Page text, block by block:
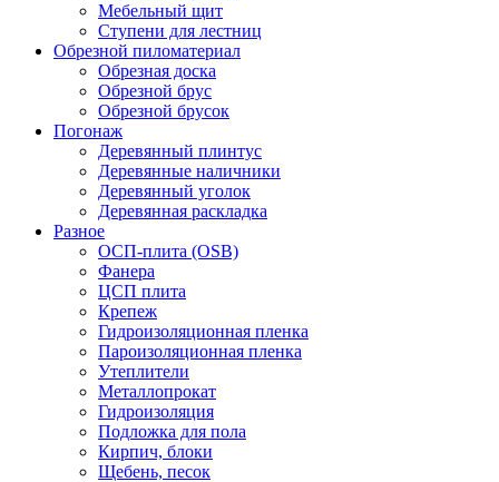
Мебельный щит
Ступени для лестниц
Обрезной пиломатериал
Обрезная доска
Обрезной брус
Обрезной брусок
Погонаж
Деревянный плинтус
Деревянные наличники
Деревянный уголок
Деревянная раскладка
Разное
ОСП-плита (OSB)
Фанера
ЦСП плита
Крепеж
Гидроизоляционная пленка
Пароизоляционная пленка
Утеплители
Металлопрокат
Гидроизоляция
Подложка для пола
Кирпич, блоки
Щебень, песок